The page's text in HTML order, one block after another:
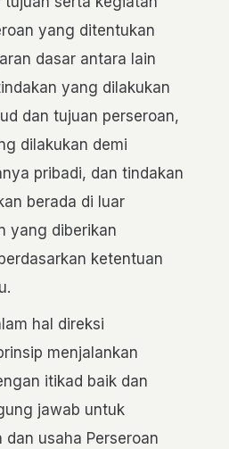
yang ditentukan
dasar antara lain
yang dilakukan
dan tujuan perseroan,
dilakukan demi
pribadi, dan tindakan
berada di luar
yang diberikan
ketentuan
hal direksi
menjalankan
itikad baik dan
jawab untuk
dan usaha Perseroan